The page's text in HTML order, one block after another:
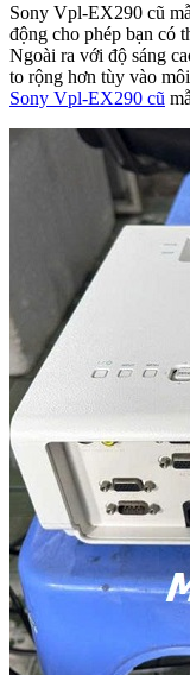
Sony Vpl-EX290 cũ
động cho phép bạn có
Ngoài ra với độ sáng
to rộng hơn tùy vào
Sony Vpl-EX290 cũ